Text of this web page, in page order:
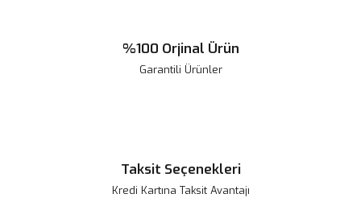
%100 Orjinal Ürün
Garantili Ürünler
Taksit Seçenekleri
Kredi Kartına Taksit Avantajı